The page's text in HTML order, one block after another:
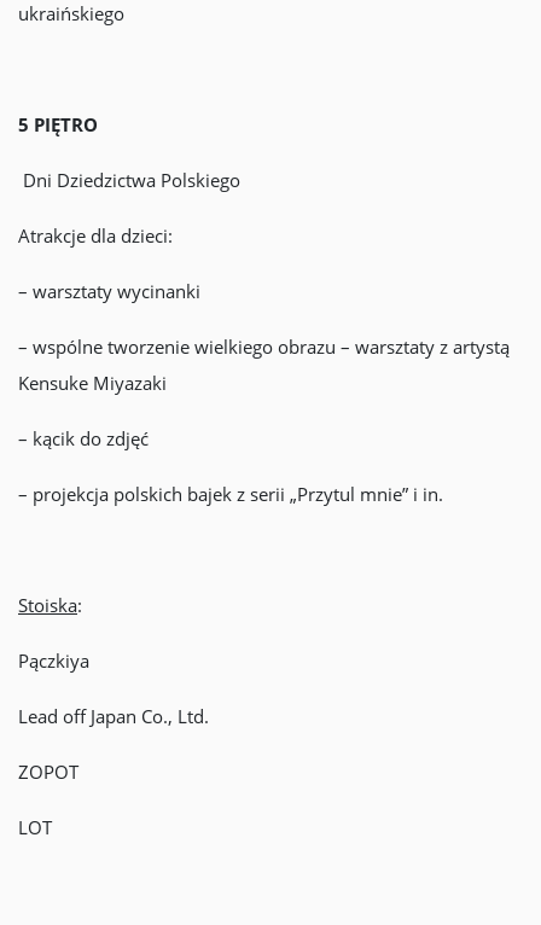
ukraińskiego
5 PIĘTRO
Dni Dziedzictwa Polskiego
Atrakcje dla dzieci:
– warsztaty wycinanki
– wspólne tworzenie wielkiego obrazu – warsztaty z artystą
Kensuke Miyazaki
– kącik do zdjęć
– projekcja polskich bajek z serii „Przytul mnie” i in.
Stoiska:
Pączkiya
Lead off Japan Co., Ltd.
ZOPOT
LOT